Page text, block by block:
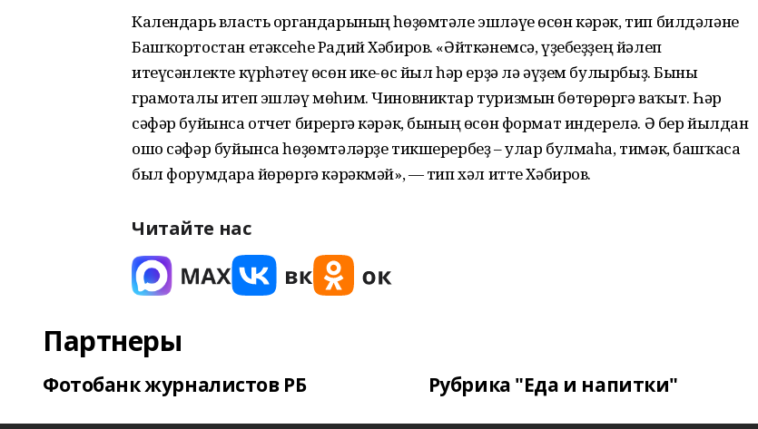
Календарь власть органдарының һөҙөмтәле эшләүе өсөн кәрәк, тип билдәләне
Башҡортостан етәксеһе Радий Хәбиров. «Әйткәнемсә, үҙебеҙҙең йәлеп
итеүсәнлекте күрһәтеү өсөн ике-өс йыл һәр ерҙә лә әүҙем булырбыҙ. Быны
грамоталы итеп эшләү мөһим. Чиновниктар туризмын бөтөрөргә ваҡыт. Һәр
сәфәр буйынса отчет бирергә кәрәк, бының өсөн формат индерелә. Ә бер йылдан
ошо сәфәр буйынса һөҙөмтәләрҙе тикшерербеҙ – улар булмаһа, тимәк, башҡаса
был форумдарға йөрөргә кәрәкмәй», — тип хәл итте Хәбиров.
Читайте нас
Партнеры
Фотобанк журналистов РБ Рубрика "Еда и напитки"